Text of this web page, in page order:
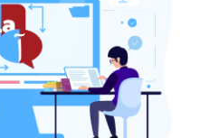
معادل انگلیسی قانون
حقوق
قانون اداري